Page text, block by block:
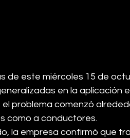
de este miércoles 15 de
en la aplicación
problema comenzó
como a conductores.
la empresa confirmó que